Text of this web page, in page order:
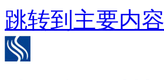
跳转到主要内容